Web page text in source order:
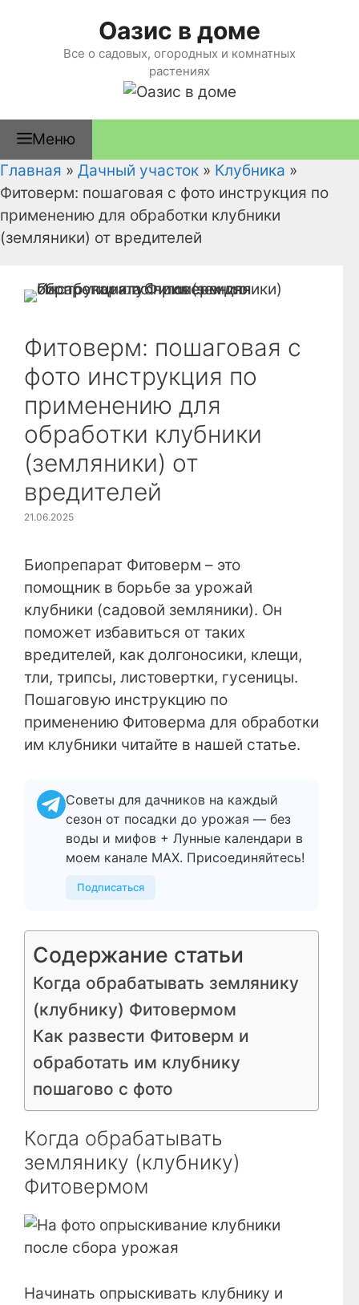
содержимому
Оазис в доме
Все о садовых, огородных и комнатных
растениях
Меню
Главная » Дачный участок » Клубника »
Фитоверм: пошаговая с фото инструкция по
применению для обработки клубники
(земляники) от вредителей
Фитоверм: пошаговая с
фото инструкция по
применению для
обработки клубники
(земляники) от
вредителей
21.06.2025
Биопрепарат Фитоверм – это
помощник в борьбе за урожай
клубники (садовой земляники). Он
поможет избавиться от таких
вредителей, как долгоносики, клещи,
тли, трипсы, листовертки, гусеницы.
Пошаговую инструкцию по
применению Фитоверма для обработки
им клубники читайте в нашей статье.
Советы для дачников на каждый
сезон от посадки до урожая — без
воды и мифов + Лунные календари в
моем канале МАХ. Присоединяйтесь!
Подписаться
Содержание статьи
Когда обрабатывать землянику
(клубнику) Фитовермом
Как развести Фитоверм и
обработать им клубнику
пошагово с фото
Когда обрабатывать
землянику (клубнику)
Фитовермом
Начинать опрыскивать клубнику и